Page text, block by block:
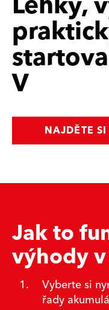
V
NAJDĚTE
Jak to
výhody
Vyberte si
řady